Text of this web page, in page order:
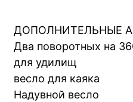
ДОПОЛНИТЕЛЬНЫЕ
Два поворотных на
для удилищ
весло для каяка
Надувной весло